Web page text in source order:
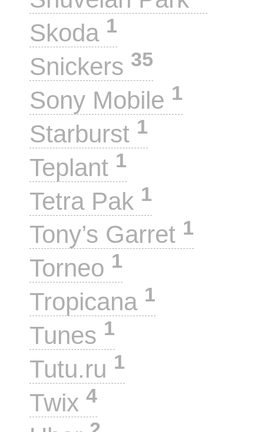
Skoda 1
Snickers 35
Sony Mobile 1
Starburst 1
Teplant 1
Tetra Pak 1
Tony’s Garret 1
Torneo 1
Tropicana 1
Tunes 1
Tutu.ru 1
Twix 4